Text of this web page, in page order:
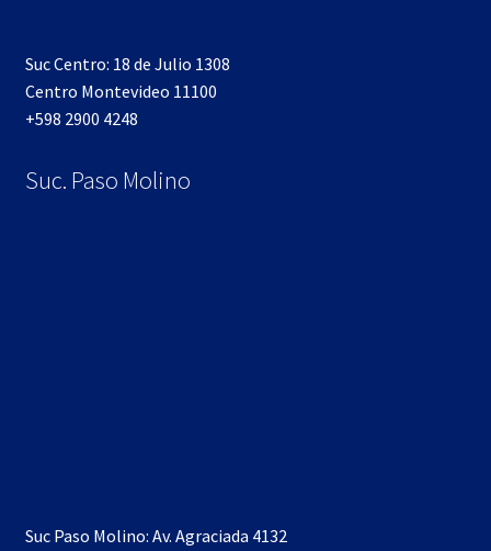
Suc Centro: 18 de Julio 1308
Centro Montevideo 11100
+598 2900 4248
Suc. Paso Molino
Suc Paso Molino: Av. Agraciada 4132